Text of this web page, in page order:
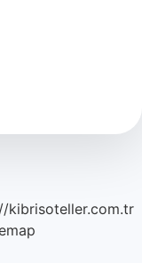
kibrisoteller.com.tr